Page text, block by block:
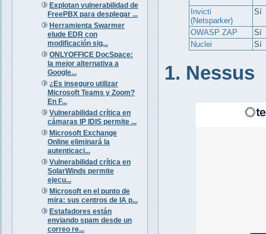
Explotan vulnerabilidad de
FreePBX para desplegar ...
Herramienta Swarmer
elude EDR con
modificación sig...
ONLYOFFICE DocSpace:
la mejor alternativa a
Google...
¿Es inseguro utilizar
Microsoft Teams y Zoom?
En F...
Vulnerabilidad crítica en
cámaras IP IDIS permite ...
Microsoft Exchange
Online eliminará la
autenticaci...
Vulnerabilidad crítica en
SolarWinds permite
ejecu...
Microsoft en el punto de
mira: sus centros de IA p...
Estafadores están
enviando spam desde un
correo re...
Invicti
(Netsparker)
Sí
OWASP ZAP
Sí
Nuclei
Sí
1. Nessus